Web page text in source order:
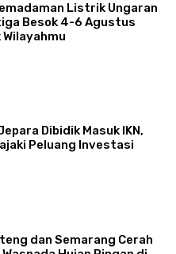
Listrik Ungaran
Besok 4-6 Agustus
Dibidik Masuk IKN,
Peluang Investasi
dan Semarang Cerah